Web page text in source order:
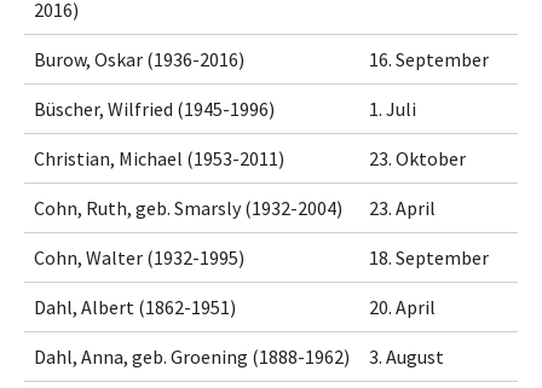
2016)
Burow, Oskar (1936-2016) 16. September
Büscher, Wilfried (1945-1996) 1. Juli
Christian, Michael (1953-2011) 23. Oktober
Cohn, Ruth, geb. Smarsly (1932-2004) 23. April
Cohn, Walter (1932-1995) 18. September
Dahl, Albert (1862-1951) 20. April
Dahl, Anna, geb. Groening (1888-1962) 3. August